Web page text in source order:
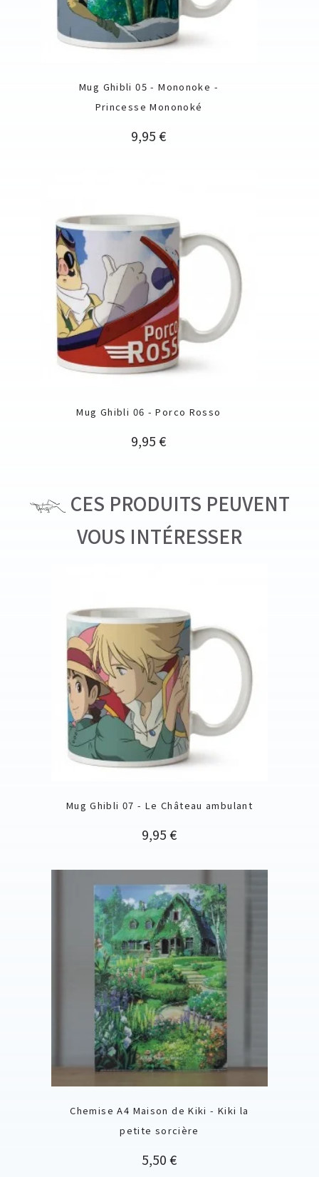
Mug Ghibli 05 - Mononoke -
Princesse Mononoké
Prix
9,95 €
Mug Ghibli 06 - Porco Rosso
Prix
9,95 €
CES PRODUITS PEUVENT
VOUS INTÉRESSER
Mug Ghibli 07 - Le Château ambulant
Prix
9,95 €
Chemise A4 Maison de Kiki - Kiki la
petite sorcière
Prix
5,50 €